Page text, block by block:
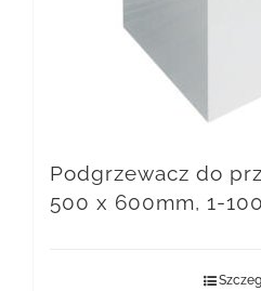
Podgrzewacz do
500 x 600mm, 1-